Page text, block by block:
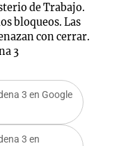
de Trabajo.
bloqueos. Las
con cerrar.
3
3 en Google
3 en